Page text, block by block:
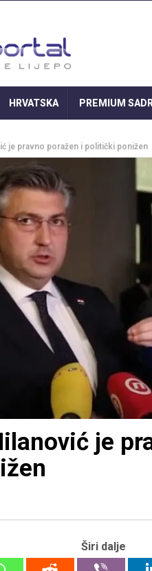
HRVATSKA PREMIUM
je pravno poražen i politički ponižen
je
Širi dalje